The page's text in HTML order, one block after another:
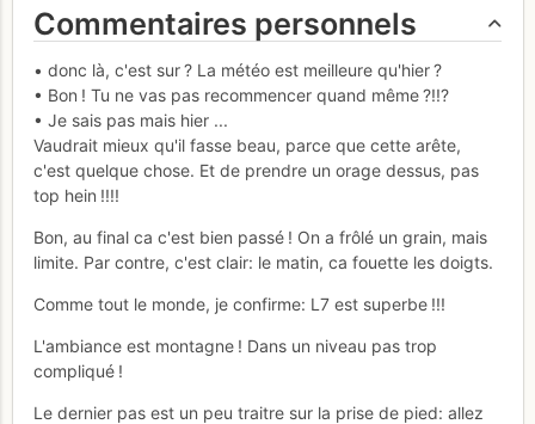
Commentaires personnels
• donc là, c'est sur ? La météo est meilleure qu'hier ?
• Bon ! Tu ne vas pas recommencer quand même ?!!?
• Je sais pas mais hier ...
Vaudrait mieux qu'il fasse beau, parce que cette arête,
c'est quelque chose. Et de prendre un orage dessus, pas
top hein !!!!
Bon, au final ca c'est bien passé ! On a frôlé un grain, mais
limite. Par contre, c'est clair: le matin, ca fouette les doigts.
Comme tout le monde, je confirme: L7 est superbe !!!
L'ambiance est montagne ! Dans un niveau pas trop
compliqué !
Le dernier pas est un peu traitre sur la prise de pied: allez